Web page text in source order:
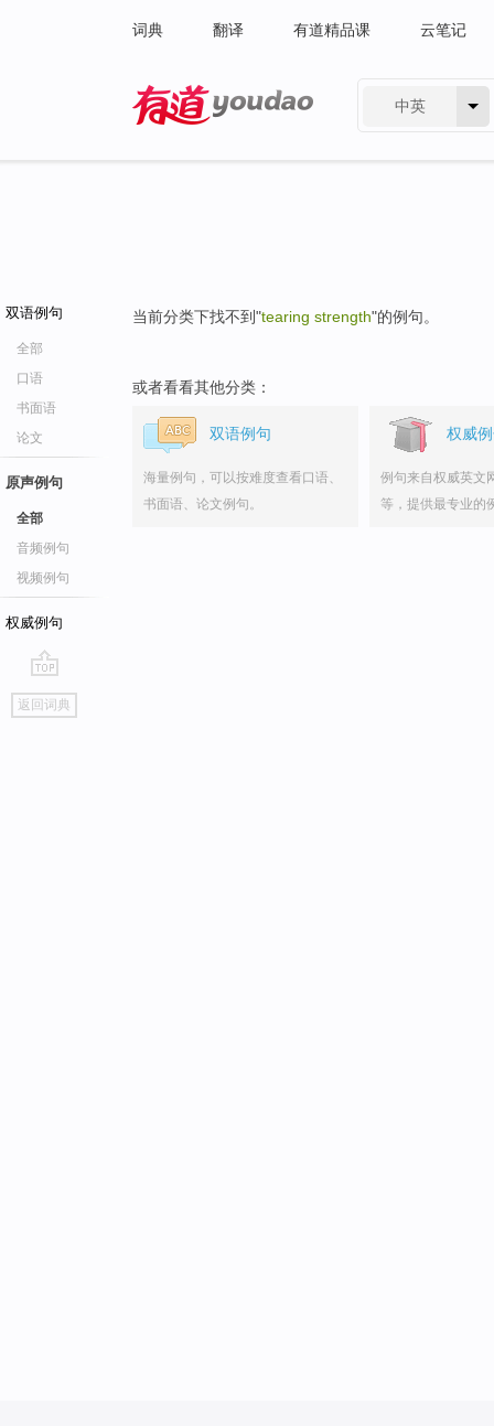
词典 翻译 有道精品课 云笔记
中英
双语例句
全部
口语
书面语
论文
原声例句
全部
音频例句
视频例句
权威例句
go
top
返回词典
当前分类下找不到"tearing strength"的例句。
或者看看其他分类：
双语例句
海量例句，可以按难度查看口语、
书面语、论文例句。
权威
例句来自权威英文
等，提供最专业的